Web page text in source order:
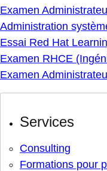
Examen
Administration
Essai Red Hat
Examen RHCE
Examen
Services
Consulting
Formations pour